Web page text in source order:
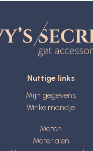
Nuttige links
Mijn gegevens
Winkelmandje
Maten
Materialen